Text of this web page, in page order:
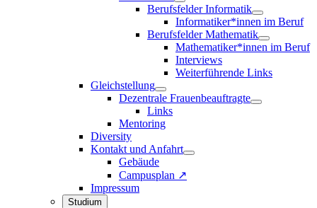
Berufsfelder Informatik
Informatiker*innen im Beruf
Berufsfelder Mathematik
Mathematiker*innen im Beruf
Interviews
Weiterführende Links
Gleichstellung
Dezentrale Frauenbeauftragte
Links
Mentoring
Diversity
Kontakt und Anfahrt
Gebäude
Campusplan ↗
Impressum
Studium